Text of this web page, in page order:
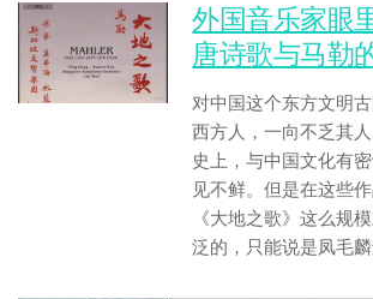
外国音乐家眼
唐诗歌与马勒
对中国这个东方文明
西方人，一向不乏其
史上，与中国文化有
见不鲜。但是在这些
《大地之歌》这么规
泛的，只能说是凤毛麟